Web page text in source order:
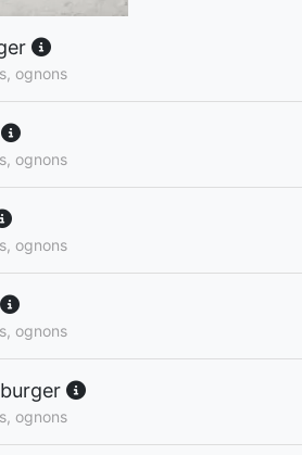
ognons
ognons
ognons
ognons
ognons